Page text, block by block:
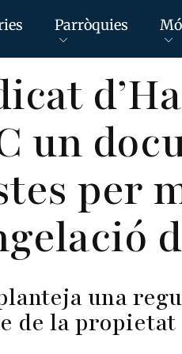
Parròquies
un
per
una
de la propietat